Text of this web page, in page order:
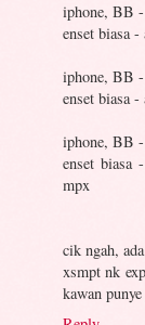
iphone, BB
enset biasa -
iphone, BB
enset biasa -
iphone, BB
enset biasa
mpx
cik ngah,
xsmpt nk
kawan